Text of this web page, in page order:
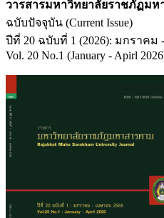
วารสารมหาวิทยาลัยราชภัฏมห
ฉบับปัจจุบัน (Current Issue)
ปีที่ 20 ฉบับที่ 1 (2026): มกราคม
Vol. 20 No.1 (January - Apirl